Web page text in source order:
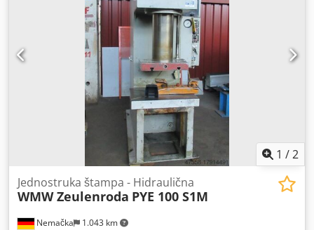
1 /2
Nemačka 1.043 km
Jednostruka štampa - Hidraulična
WMW Zeulenroda PYE 100 S1M